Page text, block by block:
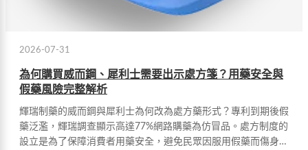
2026-07-31
為何購買威而鋼、犀利士需要出示處方箋？用藥安全與
假藥風險完整解析
輝瑞制藥的威而鋼與犀利士為何改為處方藥形式？專利到期後假
藥泛濫，輝瑞調查顯示高達77%網路購藥為仿冒品。處方制度的
設立是為了保障消費者用藥安全，避免民眾因服用假藥而傷身。